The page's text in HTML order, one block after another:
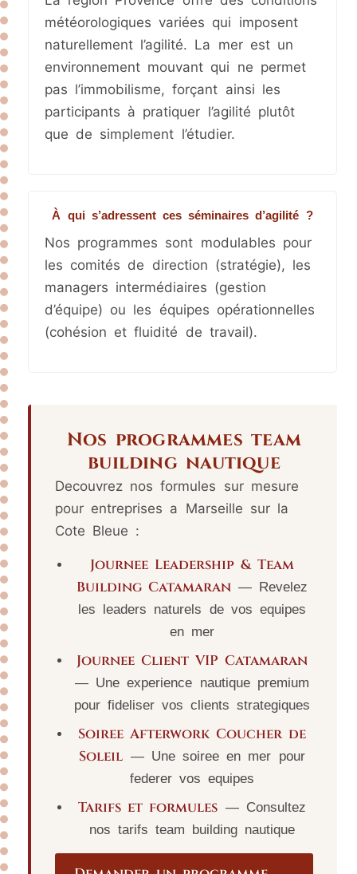
météorologiques variées qui imposent
naturellement l’agilité. La mer est un
environnement mouvant qui ne permet
pas l’immobilisme, forçant ainsi les
participants à pratiquer l’agilité plutôt
que de simplement l’étudier.
À qui s’adressent ces séminaires d’agilité ?
Nos programmes sont modulables pour
les comités de direction (stratégie), les
managers intermédiaires (gestion
d’équipe) ou les équipes opérationnelles
(cohésion et fluidité de travail).
Nos programmes team
building nautique
Decouvrez nos formules sur mesure
pour entreprises a Marseille sur la
Cote Bleue :
Journee Leadership & Team
Building Catamaran— Revelez
les leaders naturels de vos equipes
en mer
Journee Client VIP Catamaran
— Une experience nautique premium
pour fideliser vos clients strategiques
Soiree Afterwork Coucher de
Soleil — Une soiree en mer pour
federer vos equipes
Tarifs et formules — Consultez
nos tarifs team building nautique